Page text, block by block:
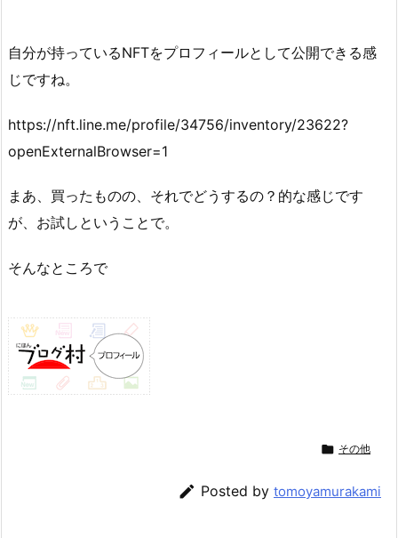
自分が持っているNFTをプロフィールとして公開できる感
じですね。
https://nft.line.me/profile/34756/inventory/23622?
openExternalBrowser=1
まあ、買ったものの、それでどうするの？的な感じです
が、お試しということで。
そんなところで
 その他
 Posted by tomoyamurakami